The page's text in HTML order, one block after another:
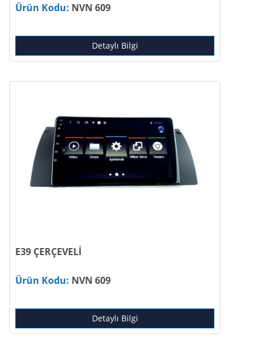
Ürün Kodu: NVN 609
Detaylı Bilgi
E39 ÇERÇEVELİ
Ürün Kodu: NVN 609
Detaylı Bilgi